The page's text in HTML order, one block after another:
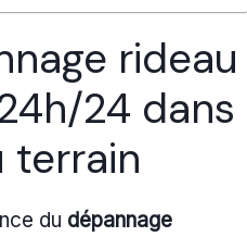
rideau
24 dans
terrain
du dépannage